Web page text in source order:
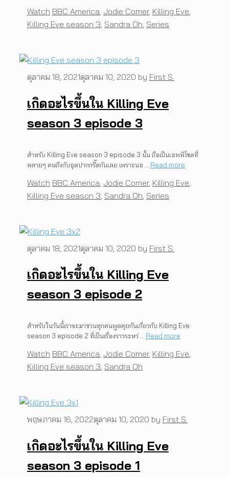
Categories
Watch Tags
BBC America, Jodie Comer, Killing Eve,
Killing Eve season 3, Sandra Oh, Series
เกิดอะไรขึ้นใน Killing Eve
season 3 episode 3
ตุลาคม 18, 2021ตุลาคม 10, 2020 by First S.
สำหรับ Killing Eve season 3 episode 3 นั้น ถือเป็นเอพพิโซดที่
หลายๆ คนถึงกับอุดปากกรี๊ดกันเลย เพราะนอ … Read more
Categories
Watch Tags
BBC America Jodie Comer, Killing Eve
Killing Eve season 3 Sandra Oh Series
เกิดอะไรขึ้นใน Killing Eve
season 3 episode 2
ตุลาคม 18, 2021ตุลาคม 10, 2020 by First S.
สำหรับในวันนี้เราจะมาชวนทุกคนพูดคุยกันเกี่ยวกับ Killing Eve
season 3 episode 2 ที่เป็นเรื่องราวระหว่ … Read more
Categories
Watch Tags
BBC America Jodie Comer, Killing Eve
Killing Eve season 3 Sandra Oh
เกิดอะไรขึ้นใน Killing Eve
season 3 episode 1
พฤษภาคม 16, 2022ตุลาคม 10, 2020 by First S.